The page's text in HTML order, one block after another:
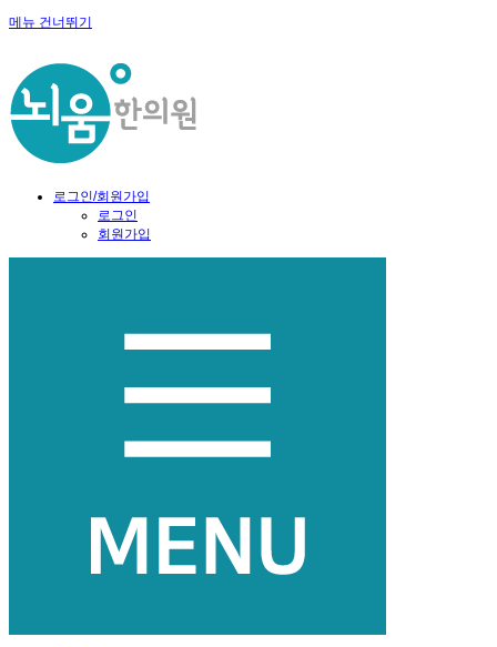
메뉴 건너뛰기
로그인/회원가입
로그인
회원가입